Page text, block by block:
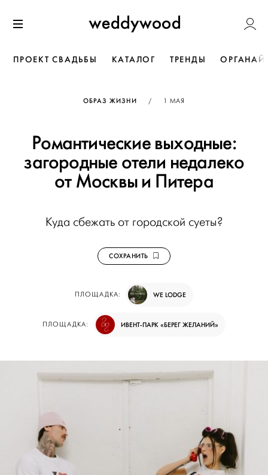
к содержанию
Weddywood
ПРОЕКТ СВАДЬБЫ КАТАЛОГ ТРЕНДЫ
ОБРАЗ ЖИЗНИ / ОПУБЛИКОВАНО
1 МАЯ
Романтические выходные:
загородные отели недалеко
от Москвы и Питера
Куда сбежать от городской суеты?
СОХРАНИТЬ
ПЛОЩАДКА: WE LODGE
ПЛОЩАДКА: ИВЕНТ-ПАРК «БЕРЕГ ЖЕЛАНИЙ»